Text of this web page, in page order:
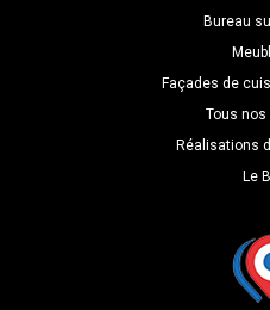
Bureau
Façades de
Tous nos
Réalisations
Le